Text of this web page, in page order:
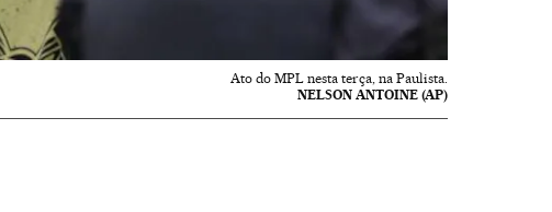
Ato do MPL nesta terça, na Paulista.
NELSON ANTOINE (AP)